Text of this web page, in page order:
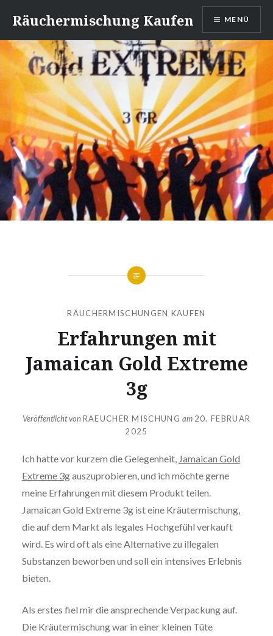
zum
Inhalt
Räuchermischung Kaufen MENÜ
RÄUCHERMISCHUNGEN KAUFEN
Erfahrungen mit
Jamaican Gold Extreme
3g
Veröffentlicht vonRAEUCHER MISCHUNG am 20. FEBRUAR
2025
Ich hatte vor kurzem die Gelegenheit, Jamaican Gold
Extreme 3gauszuprobieren, und ich möchte gerne
meine Erfahrungen mit diesem Produkt teilen.
Jamaican Gold Extreme 3g ist eine Kräutermischung,
die auf dem Markt als legales Hochgefühl verkauft
wird. Es wird oft als eine Alternative zu illegalen
Substanzen beworben und soll ein intensives Erlebnis
bieten.
Als erstes fiel mir die ansprechende Verpackung auf.
Die Kräutermischung war in einer kleinen Tüte